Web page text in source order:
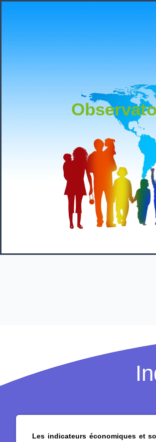
Les indicateurs économiques et